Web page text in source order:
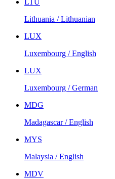
LTU
Lithuania / Lithuanian
LUX
Luxembourg / English
LUX
Luxembourg / German
MDG
Madagascar / English
MYS
Malaysia / English
MDV